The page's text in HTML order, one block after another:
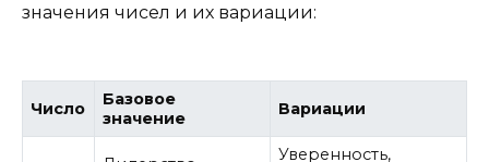
значения чисел и их вариации:
Число
Базовое
значение
Вариации
Уверенность,